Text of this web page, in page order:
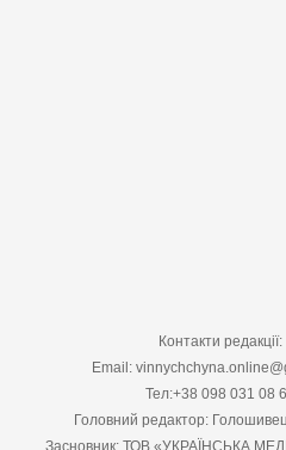
Контакти редакції:
Email:
Тел:+38 098 031 08
Головний редактор:
Засновник: ТОВ «УКРАЇНСЬКА